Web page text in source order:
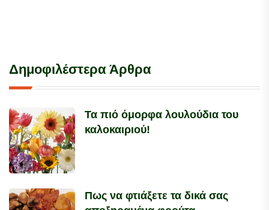
Δημοφιλέστερα Άρθρα
Τα πιό όμορφα λουλούδια του
καλοκαιριού!
Πως να φτιάξετε τα δικά σας